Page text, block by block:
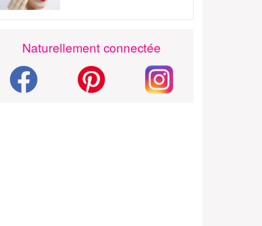
Naturellement connectée